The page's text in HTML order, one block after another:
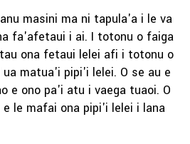
masini ma ni tapula'a i le va
fa'afetaui i ai. I totonu o faiga
ona fetaui lelei afi i totonu o
ua matua'i pipi'i lelei. O se au e
e ono pa'i atu i vaega tuaoi. O
le mafai ona pipi'i lelei i lana